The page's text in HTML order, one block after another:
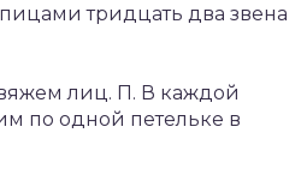
тридцать два звена
лиц. П. В каждой
по одной петельке в